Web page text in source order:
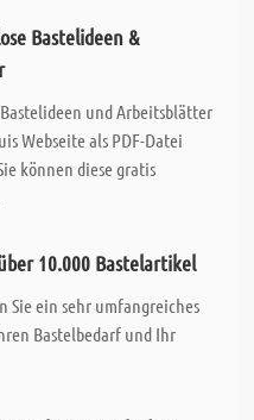
Bastelideen &
und Arbeitsblätter
Webseite als PDF-Datei
können diese gratis
10.000 Bastelartikel
Sie ein sehr umfangreiches
Bastelbedarf und Ihr